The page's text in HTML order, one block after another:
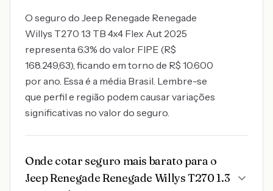
O seguro do Jeep Renegade Renegade
Willys T270 1.3 TB 4x4 Flex Aut 2025
representa 6.3% do valor FIPE (R$
168.249,63), ficando em torno de R$ 10.600
por ano. Essa é a média Brasil. Lembre-se
que perfil e região podem causar variações
significativas no valor do seguro.
Onde cotar seguro mais barato para o
Jeep Renegade Renegade Willys T270 1.3